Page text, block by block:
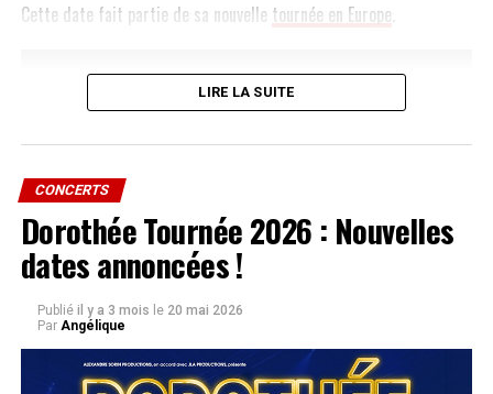
Cette date fait partie de sa nouvelle tournée en Europe
LIRE LA SUITE
CONCERTS
Dorothée Tournée 2026 : Nouvelles
dates annoncées !
Publié il y a 3 mois le 20 mai 2026
Par Angélique